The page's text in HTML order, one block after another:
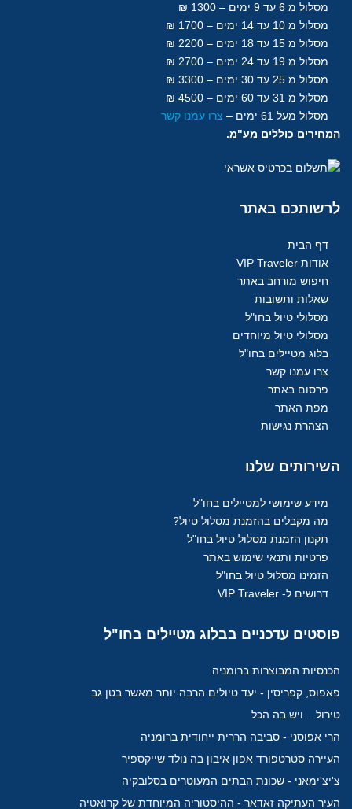
מסלול מ 6 עד 9 ימים – 1300 ₪
מסלול מ 10 עד 14 ימים – 1700 ₪
מסלול מ 15 עד 18
ימים – 2200 ₪
מסלול מ 19 עד 24 ימים – 2700 ₪
מסלול מ 25 עד 30
ימים – 3300 ₪
מסלול מ 31 עד 60
ימים – 4500 ₪
מסלול מעל 61
ימים – צרו עמנו קשר
המחירים כוללים מע"מ.
לרשותכם באתר
דף הבית
אודות VIP Traveler
חיפוש מורחב באתר
שאלות ותשובות
מסלולי טיול בחו"ל
מסלולי טיול מיוחדים
בלוג מטיילים בחו"ל
צרו עמנו קשר
פרסום באתר
מפת האתר
הצהרת נגישות
השירותים שלנו
מידע שימושי למטיילים בחו"ל
מה מקבלים בהזמנת מסלול טיול?
תקנון הזמנת מסלול טיול בחו"ל
פרטיות ותנאי שימוש באתר
הזמינו מסלול טיול בחו"ל
דרושים ל- VIP Traveler
פוסטים עדכניים בבלוג מטיילים בחו"ל
הכנסיות המבוצרות ברומניה
פאפוס, קפריסין - יעד טיולים הרבה יותר מאשר בטן גב
טירול... ויש בה הכל
הרי אפוסני - סביבה הררית ייחודית ברומניה
העיירה סטרטפורד אפון איבון בה נולד שייקספיר
צ'יצ'ימאני - שכונת הבתים המעוטרים בסלובקיה
העיר העתיקה זאדאר - ההיסטוריה המיוחדת של קרואטיה